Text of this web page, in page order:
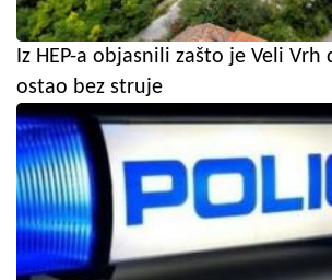
Iz HEP-a objasnili zašto je Veli Vrh
ostao bez struje